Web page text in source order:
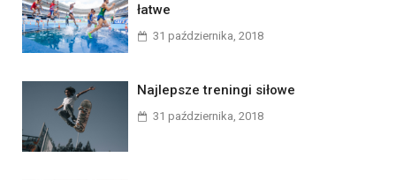
łatwe
31 października, 2018
Najlepsze treningi siłowe
31 października, 2018